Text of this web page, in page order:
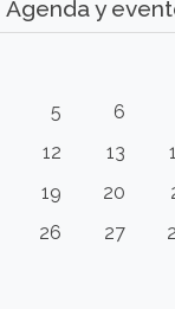
Agenda y
5 6
12 13
19 20
26 27